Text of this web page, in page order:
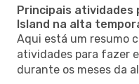
Principais atividades
Island na alta
Aqui está um resumo
atividades para fazer
durante os meses da